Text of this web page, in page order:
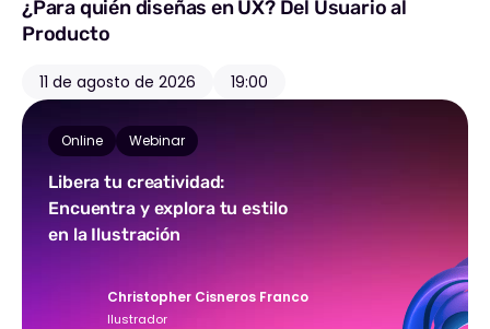
¿Para quién diseñas en UX? Del Usuario al
Producto
11 de agosto de 2026 19:00
Online Webinar
Libera tu creatividad:
Encuentra y explora tu estilo
en la Ilustración
Christopher Cisneros Franco
Ilustrador